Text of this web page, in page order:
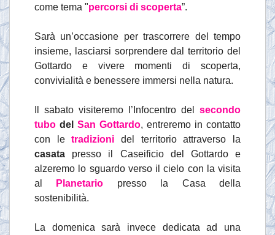
come tema "percorsi di scoperta”.
Sarà un’occasione per trascorrere del tempo
insieme, lasciarsi sorprendere dal territorio del
Gottardo e vivere momenti di scoperta,
convivialità e benessere immersi nella natura.
Il sabato visiteremo l’Infocentro del secondo
tubo del San Gottardo, entreremo in contatto
con letradizionidel territorio attraverso la
casata presso il Caseificio del Gottardo e
alzeremo lo sguardo verso il cielo con la visita
al
Planetario presso la Casa della
sostenibilità.
La domenica sarà invece dedicata ad una